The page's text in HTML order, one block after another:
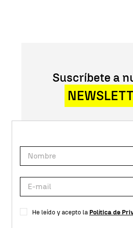
Suscríbete a
He leído y acepto la Política de